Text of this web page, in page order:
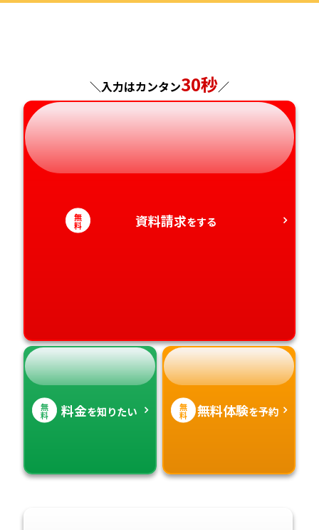
岐阜県
静岡県
奈良県
和歌山県
山口県
徳島県
愛媛県
熊本県
大分県
鹿児島県
＼入力はカンタン30秒／
無
料 資料請求をする
無
料 料金を知りたい 無
料 無料体験を予約